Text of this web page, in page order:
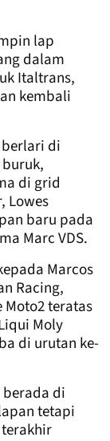
lap
dalam
Italtrans,
kembali
di
di grid
Lowes
baru pada
Marc VDS.
Marcos
Racing,
teratas
Moly
di urutan ke-
di
tetapi